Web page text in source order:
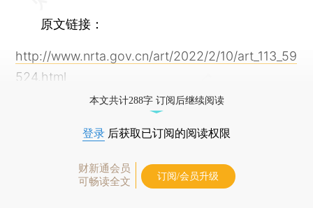
原文链接：
http://www.nrta.gov.cn/art/2022/2/10/art_113_59
524.html
本文共计288字 订阅后继续阅读
登录 后获取已订阅的阅读权限
财新通会员
可畅读全文
订阅/会员升级